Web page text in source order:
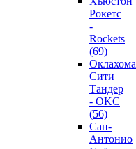
Рокетс
-
Rockets
(69)
Сити
Тандер
- OKC
(56)
Сан-
Антонио